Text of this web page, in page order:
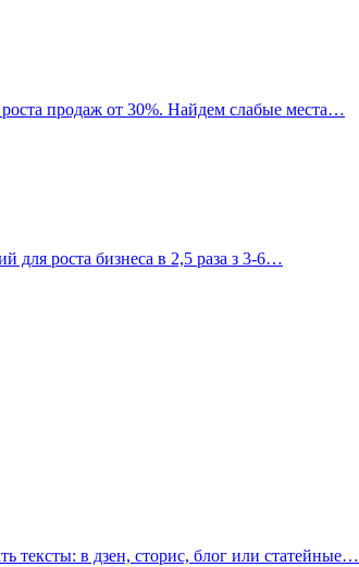
продаж от 30%. Найдем слабые места…
для роста бизнеса в 2,5 раза з 3-6…
тексты: в дзен, сторис, блог или статейные…